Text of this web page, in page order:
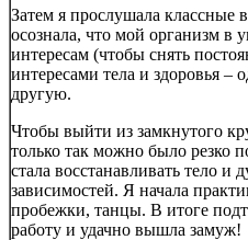
Затем я прослушала классные
осознала, что мой организм в
интересам (чтобы снять
интересами тела и здоровья –
другую.
Чтобы выйти из замкнутого
только так можно было резко
стала восстанавливать тело и
зависимостей. Я начала
пробежки, танцы. В итоге
работу и удачно вышла замуж!